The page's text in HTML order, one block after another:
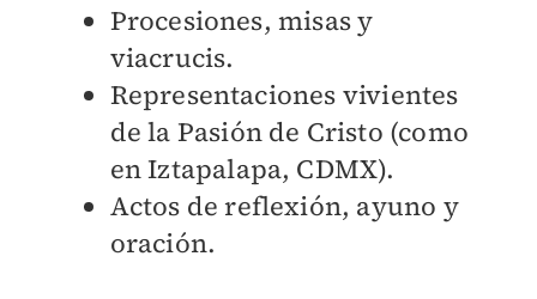
Procesiones, misas y
viacrucis.
Representaciones vivientes
de la Pasión de Cristo (como
en Iztapalapa, CDMX).
Actos de reflexión, ayuno y
oración.